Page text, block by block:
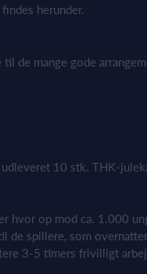
findes herunder.
til de mange gode
udleveret 10 stk. THK-jule
hvor op mod ca. 1.000
de spillere, som
3-5 timers frivilligt